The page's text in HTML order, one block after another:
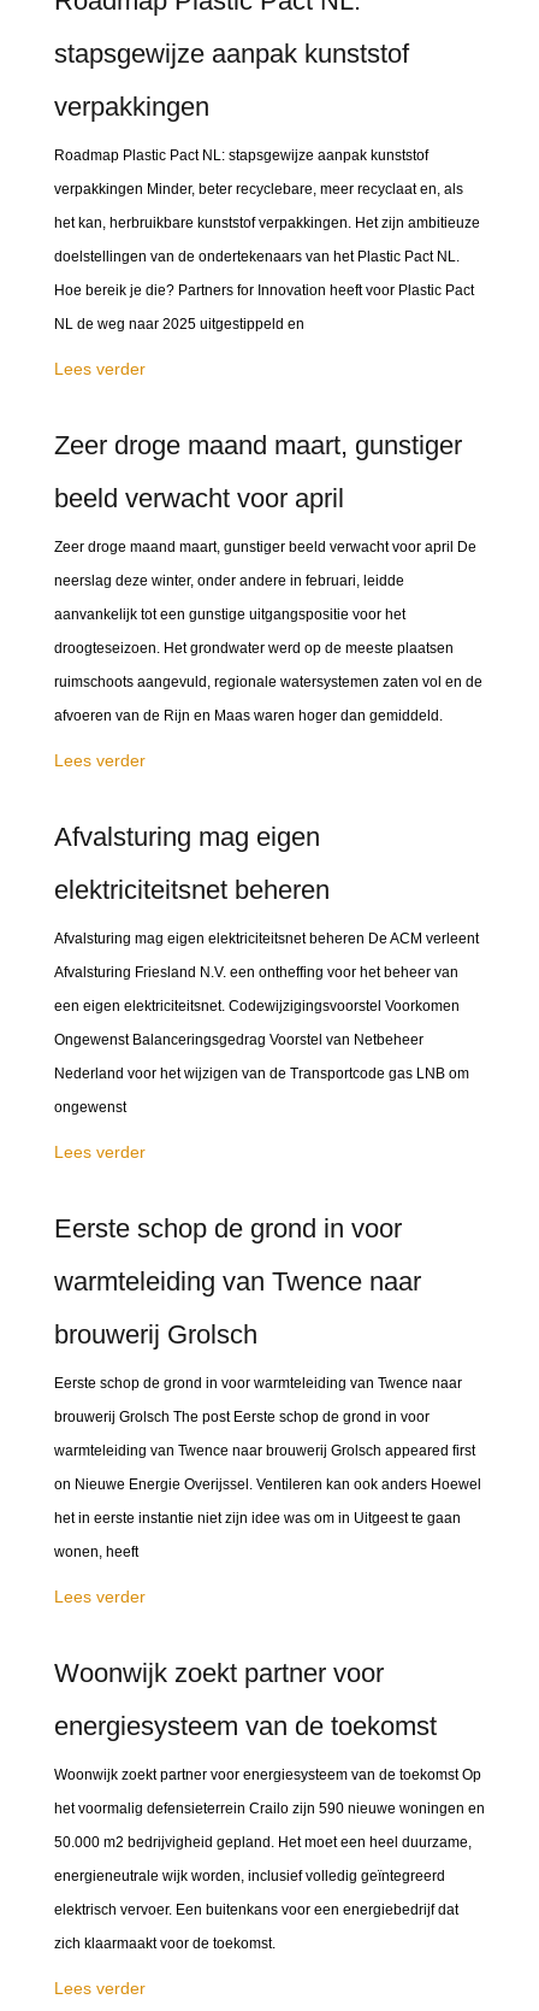
stapsgewijze aanpak kunststof
verpakkingen
Roadmap Plastic Pact NL: stapsgewijze aanpak kunststof
verpakkingen Minder, beter recyclebare, meer recyclaat en, als
het kan, herbruikbare kunststof verpakkingen. Het zijn ambitieuze
doelstellingen van de ondertekenaars van het Plastic Pact NL.
Hoe bereik je die? Partners for Innovation heeft voor Plastic Pact
NL de weg naar 2025 uitgestippeld en
Lees verder
Zeer droge maand maart, gunstiger
beeld verwacht voor april
Zeer droge maand maart, gunstiger beeld verwacht voor april De
neerslag deze winter, onder andere in februari, leidde
aanvankelijk tot een gunstige uitgangspositie voor het
droogteseizoen. Het grondwater werd op de meeste plaatsen
ruimschoots aangevuld, regionale watersystemen zaten vol en de
afvoeren van de Rijn en Maas waren hoger dan gemiddeld.
Lees verder
Afvalsturing mag eigen
elektriciteitsnet beheren
Afvalsturing mag eigen elektriciteitsnet beheren De ACM verleent
Afvalsturing Friesland N.V. een ontheffing voor het beheer van
een eigen elektriciteitsnet. Codewijzigingsvoorstel Voorkomen
Ongewenst Balanceringsgedrag Voorstel van Netbeheer
Nederland voor het wijzigen van de Transportcode gas LNB om
ongewenst
Lees verder
Eerste schop de grond in voor
warmteleiding van Twence naar
brouwerij Grolsch
Eerste schop de grond in voor warmteleiding van Twence naar
brouwerij Grolsch The post Eerste schop de grond in voor
warmteleiding van Twence naar brouwerij Grolsch appeared first
on Nieuwe Energie Overijssel. Ventileren kan ook anders Hoewel
het in eerste instantie niet zijn idee was om in Uitgeest te gaan
wonen, heeft
Lees verder
Woonwijk zoekt partner voor
energiesysteem van de toekomst
Woonwijk zoekt partner voor energiesysteem van de toekomst Op
het voormalig defensieterrein Crailo zijn 590 nieuwe woningen en
50.000 m2 bedrijvigheid gepland. Het moet een heel duurzame,
energieneutrale wijk worden, inclusief volledig geïntegreerd
elektrisch vervoer. Een buitenkans voor een energiebedrijf dat
zich klaarmaakt voor de toekomst.
Lees verder